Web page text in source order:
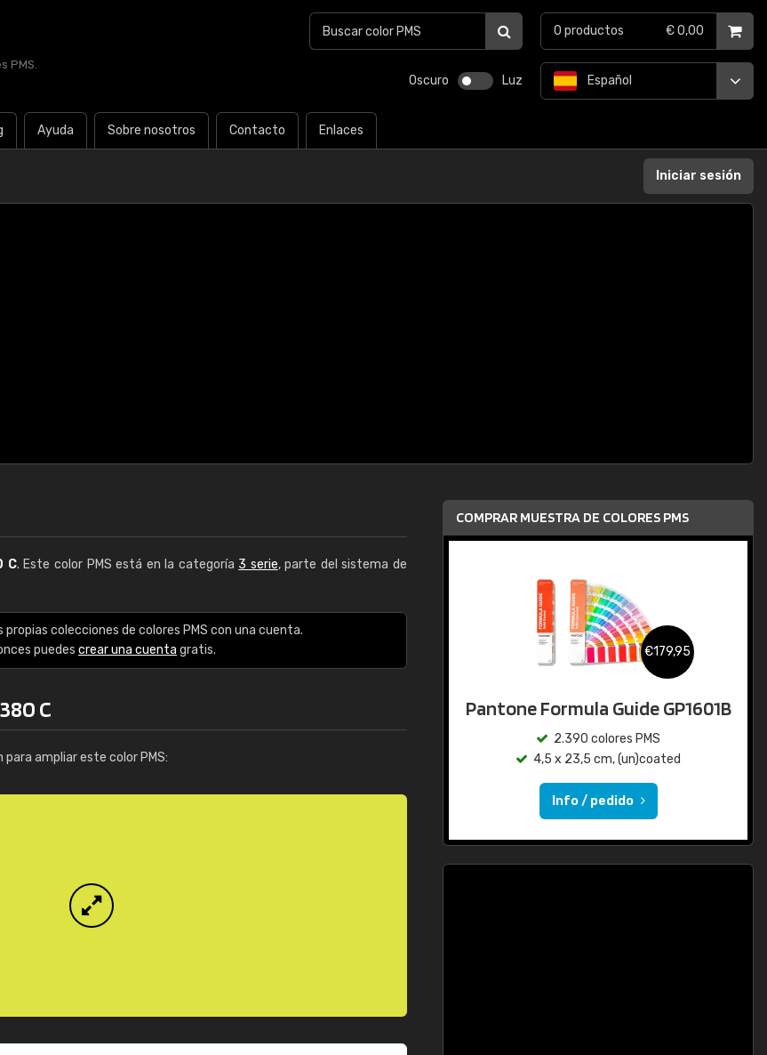
PMS.
Oscuro Luz
Ayuda Sobre nosotros Contacto Enlaces
Español
0 productos € 0,00
Iniciar sesión
C. Este color PMS está en la categoría 3 serie, parte del sistema de
colecciones de colores PMS con una cuenta.
puedes crear una cuenta gratis.
C
ampliar este color PMS:
COMPRAR MUESTRA DE COLORES PMS
€179,95
Pantone Formula Guide GP1601B
2.390 colores PMS
4,5 x 23,5 cm, (un)coated
Info / pedido